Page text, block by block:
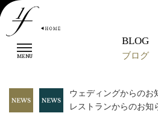
t
o
e
MENU
BLOG
ブログ
ウェディングからのお
レストランからのお知